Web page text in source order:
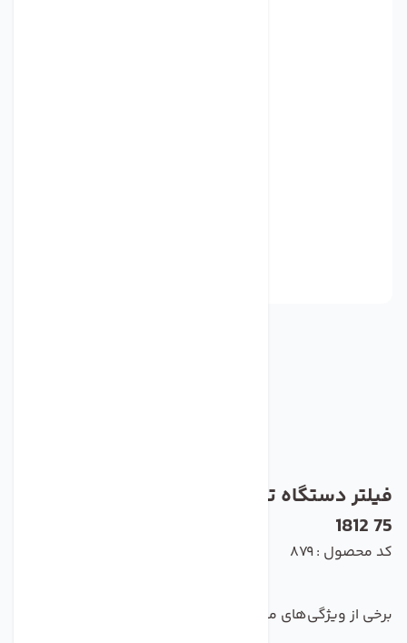
1812 75
کد محصول : 879
برخی از ویژگی‌های مهم این محصول :